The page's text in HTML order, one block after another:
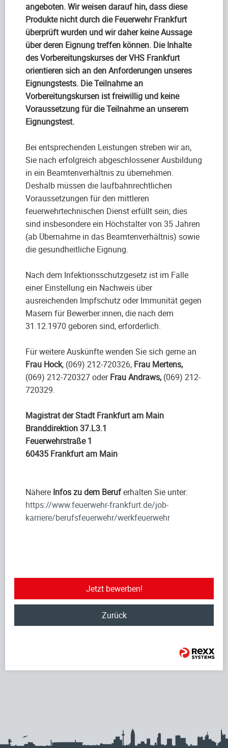
angeboten. Wir weisen darauf hin, dass diese
Produkte nicht durch die Feuerwehr Frankfurt
überprüft wurden und wir daher keine Aussage
über deren Eignung treffen können. Die Inhalte
des Vorbereitungskurses der VHS Frankfurt
orientieren sich an den Anforderungen unseres
Eignungstests. Die Teilnahme an
Vorbereitungskursen ist freiwillig und keine
Voraussetzung für die Teilnahme an unserem
Eignungstest.
Bei entsprechenden Leistungen streben wir an,
Sie nach erfolgreich abgeschlossener Ausbildung
in ein Beamtenverhältnis zu übernehmen.
Deshalb müssen die laufbahnrechtlichen
Voraussetzungen für den mittleren
feuerwehrtechnischen Dienst erfüllt sein; dies
sind insbesondere ein Höchstalter von 35 Jahren
(ab Übernahme in das Beamtenverhältnis) sowie
die gesundheitliche Eignung.
Nach dem Infektionsschutzgesetz ist im Falle
einer Einstellung ein Nachweis über
ausreichenden Impfschutz oder Immunität gegen
Masern für Bewerber:innen, die nach dem
31.12.1970 geboren sind, erforderlich.
Für weitere Auskünfte wenden Sie sich gerne an
Frau Hock, (069) 212-720326, Frau Mertens,
(069) 212-720327 oderFrau Andraws, (069) 212-
720329.
Magistrat der Stadt Frankfurt am Main
Branddirektion 37.L3.1
Feuerwehrstraße 1
60435 Frankfurt am Main
Nähere Infos zu dem Beruferhalten Sie unter:
https://www.feuerwehr-frankfurt.de/job-
karriere/berufsfeuerwehr/werkfeuerwehr
Jetzt bewerben!
Zurück